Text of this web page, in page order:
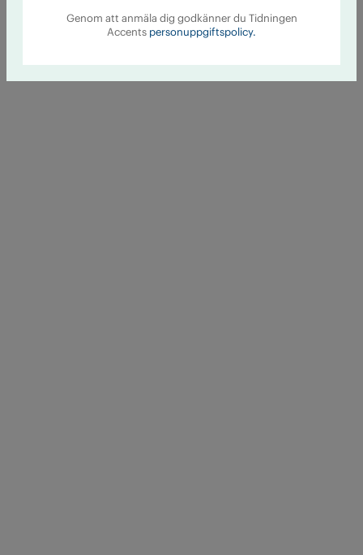
Genom att anmäla dig godkänner du Tidningen
Accents personuppgiftspolicy.